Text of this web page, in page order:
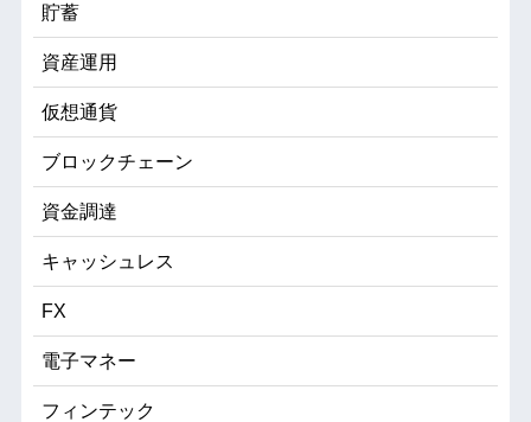
貯蓄
資産運用
仮想通貨
ブロックチェーン
資金調達
キャッシュレス
FX
電子マネー
フィンテック